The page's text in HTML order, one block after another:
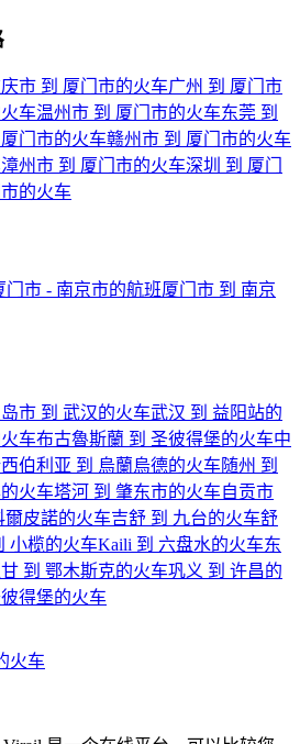
市 到 厦门市的火车广州 到 厦门市
车温州市 到 厦门市的火车东莞 到
门市的火车赣州市 到 厦门市的火车
漳州市 到 厦门市的火车深圳 到 厦门
的火车
门市 - 南京市的航班厦门市 到 南京
市 到 武汉的火车武汉 到 益阳站的
车布古魯斯蘭 到 圣彼得堡的火车中
伯利亚 到 烏蘭烏德的火车随州 到
火车塔河 到 肇东市的火车自贡市
爾皮諾的火车吉舒 到 九台的火车舒
小榄的火车Kaili 到 六盘水的火车东
到 鄂木斯克的火车巩义 到 许昌的
得堡的火车
火车